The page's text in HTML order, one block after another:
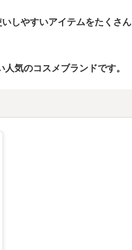
しやすいアイテムをたくさん
気のコスメブランドです。